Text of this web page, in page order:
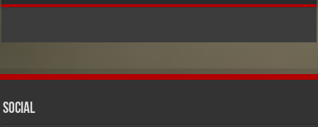
Social